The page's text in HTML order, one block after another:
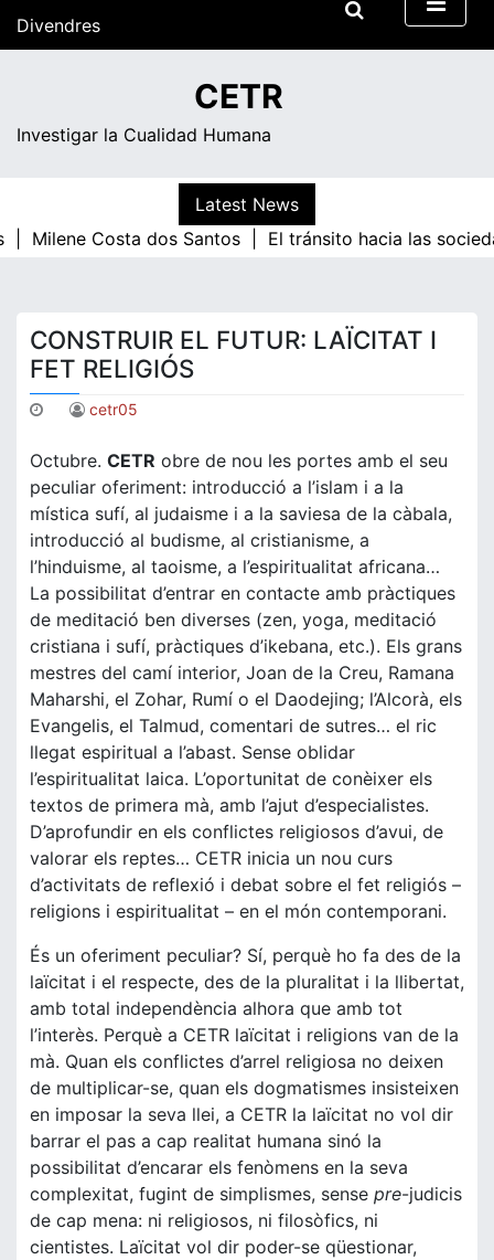
Divendres
CETR
Investigar la Cualidad Humana
Latest News
Milene Costa dos Santos | El tránsito hacia las
CONSTRUIR EL FUTUR: LAÏCITAT I
FET RELIGIÓS
cetr05
Octubre. CETR obre de nou les portes amb el seu
peculiar oferiment: introducció a l’islam i a la
mística sufí, al judaisme i a la saviesa de la càbala,
introducció al budisme, al cristianisme, a
l’hinduisme, al taoisme, a l’espiritualitat africana…
La possibilitat d’entrar en contacte amb pràctiques
de meditació ben diverses (zen, yoga, meditació
cristiana i sufí, pràctiques d’ikebana, etc.). Els grans
mestres del camí interior, Joan de la Creu, Ramana
Maharshi, el Zohar, Rumí o el Daodejing; l’Alcorà, els
Evangelis, el Talmud, comentari de sutres… el ric
llegat espiritual a l’abast. Sense oblidar
l’espiritualitat laica. L’oportunitat de conèixer els
textos de primera mà, amb l’ajut d’especialistes.
D’aprofundir en els conflictes religiosos d’avui, de
valorar els reptes… CETR inicia un nou curs
d’activitats de reflexió i debat sobre el fet religiós –
religions i espiritualitat – en el món contemporani.
És un oferiment peculiar? Sí, perquè ho fa des de la
laïcitat i el respecte, des de la pluralitat i la llibertat,
amb total independència alhora que amb tot
l’interès. Perquè a CETR laïcitat i religions van de la
mà. Quan els conflictes d’arrel religiosa no deixen
de multiplicar-se, quan els dogmatismes insisteixen
en imposar la seva llei, a CETR la laïcitat no vol dir
barrar el pas a cap realitat humana sinó la
possibilitat d’encarar els fenòmens en la seva
complexitat, fugint de simplismes, sense pre-judicis
de cap mena: ni religiosos, ni filosòfics, ni
cientistes. Laïcitat vol dir poder-se qüestionar,